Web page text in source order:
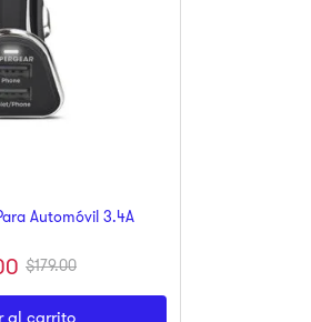
Automóvil 3.4A
$179.00
al carrito